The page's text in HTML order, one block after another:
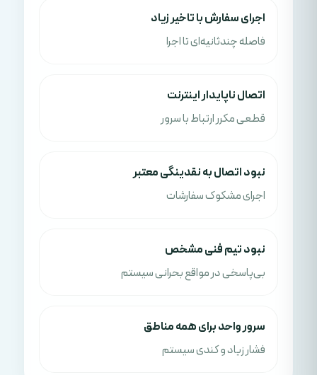
اجرای سفارش با تاخیر زیاد
فاصله چندثانیه‌ای تا اجرا
اتصال ناپایدار اینترنت
قطعی مکرر ارتباط با سرور
نبود اتصال به نقدینگی معتبر
اجرای مشکوک سفارشات
نبود تیم فنی مشخص
بی‌پاسخی در مواقع بحرانی سیستم
سرور واحد برای همه مناطق
فشار زیاد و کندی سیستم